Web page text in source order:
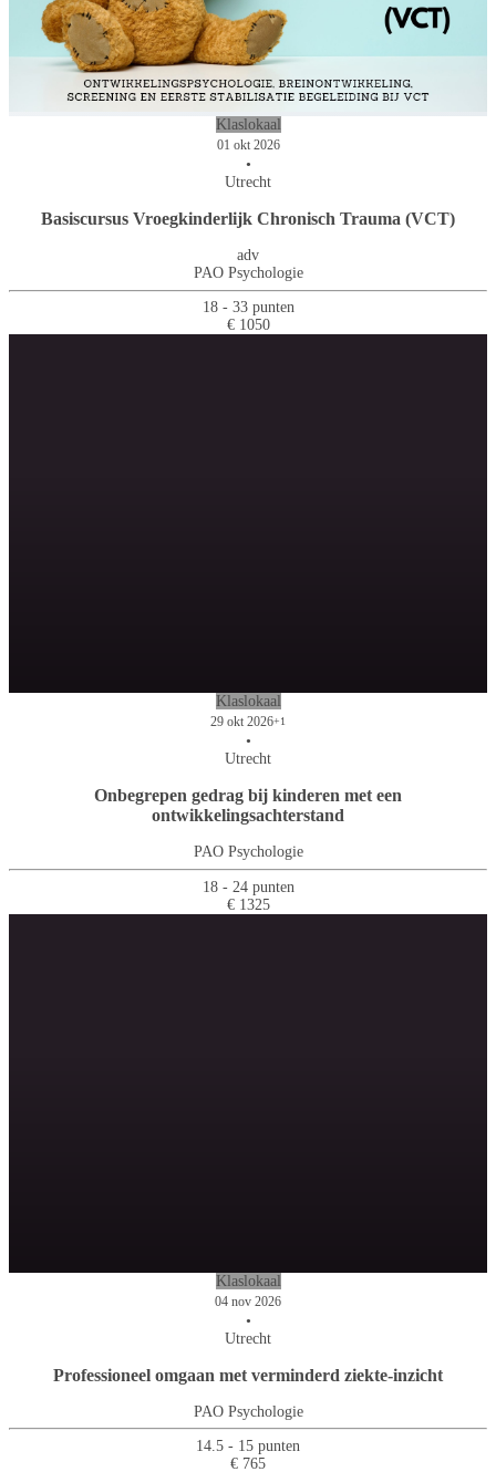
Klaslokaal
01 okt 2026
•
Utrecht
Basiscursus Vroegkinderlijk Chronisch Trauma (VCT)
adv
PAO Psychologie
18 - 33 punten
€ 1050
Klaslokaal
29 okt 2026+1
•
Utrecht
Onbegrepen gedrag bij kinderen met een
ontwikkelingsachterstand
PAO Psychologie
18 - 24 punten
€ 1325
Klaslokaal
04 nov 2026
•
Utrecht
Professioneel omgaan met verminderd ziekte-inzicht
PAO Psychologie
14.5 - 15 punten
€ 765